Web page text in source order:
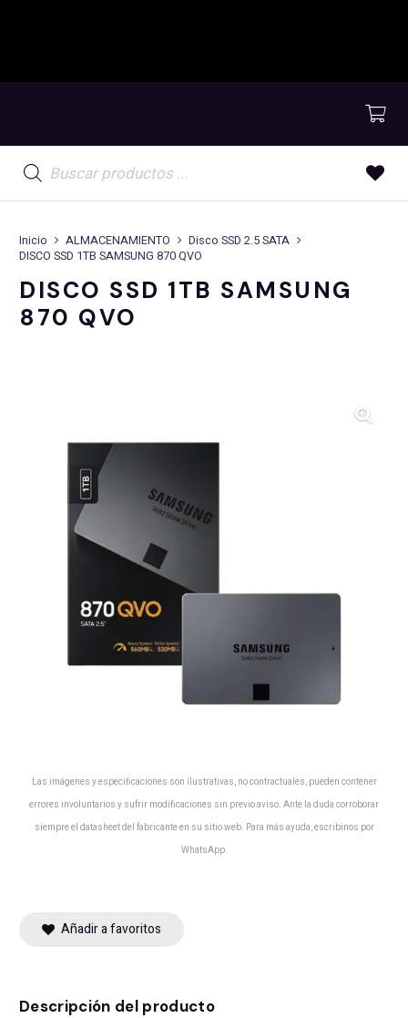
de
productos
Inicio ALMACENAMIENTO
Disco SSD 2.5 SATA
DISCO SSD 1TB SAMSUNG 870 QVO
DISCO SSD 1TB SAMSUNG
870 QVO
Las imágenes y especificaciones son ilustrativas, no contractuales, pueden contener
errores involuntarios y sufrir modificaciones sin previo aviso. Ante la duda corroborar
siempre el datasheet del fabricante en su sitio web. Para más ayuda, escribinos por
WhatsApp.
Añadir a favoritos
Descripción del producto